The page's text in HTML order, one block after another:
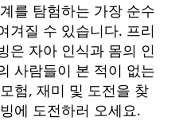
를 탐험하는 가장 순수
겨질 수 있습니다. 프리
은 자아 인식과 몸의 인
사람들이 본 적이 없는
험, 재미 및 도전을 찾
에 도전하러 오세요.